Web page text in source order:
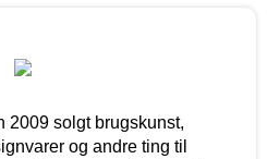
2009 solgt brugskunst,
og andre ting til